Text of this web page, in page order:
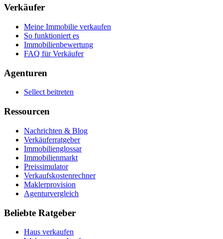
Verkäufer
Meine Immobilie verkaufen
So funktioniert es
Immobilienbewertung
FAQ für Verkäufer
Agenturen
Sellect beitreten
Ressourcen
Nachrichten & Blog
Verkäuferratgeber
Immobilienglossar
Immobilienmarkt
Preissimulator
Verkaufskostenrechner
Maklerprovision
Agenturvergleich
Beliebte Ratgeber
Haus verkaufen